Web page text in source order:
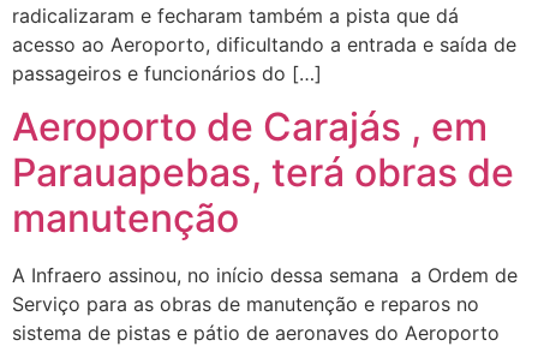
radicalizaram e fecharam também a pista que dá
acesso ao Aeroporto, dificultando a entrada e saída de
passageiros e funcionários do […]
Aeroporto de Carajás , em
Parauapebas, terá obras de
manutenção
A Infraero assinou, no início dessa semana a Ordem de
Serviço para as obras de manutenção e reparos no
sistema de pistas e pátio de aeronaves do Aeroporto